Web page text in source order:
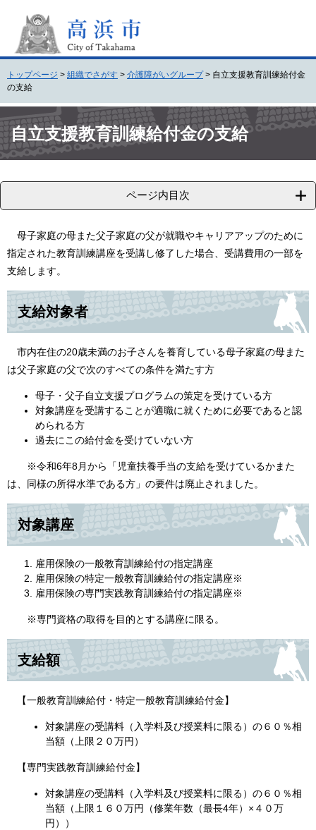
頭
。
飛
て
本
文
トップページ > 組織でさがす > 介護障がいグループ > 自立支援教育訓練給付金
の支給
文 自立支援教育訓練給付金の支給
ページ内目次
母子家庭の母また父子家庭の父が就職やキャリアアップのために
指定された教育訓練講座を受講し修了した場合、受講費用の一部を
支給します。
支給対象者
市内在住の20歳未満のお子さんを養育している母子家庭の母また
は父子家庭の父で次のすべての条件を満たす方
母子・父子自立支援プログラムの策定を受けている方
対象講座を受講することが適職に就くために必要であると認
められる方
過去にこの給付金を受けていない方
※令和6年8月から「児童扶養手当の支給を受けているかまた
は、同様の所得水準である方」の要件は廃止されました。
対象講座
雇用保険の一般教育訓練給付の指定講座
雇用保険の特定一般教育訓練給付の指定講座※
雇用保険の専門実践教育訓練給付の指定講座※
※専門資格の取得を目的とする講座に限る。
支給額
【一般教育訓練給付・特定一般教育訓練給付金】
対象講座の受講料（入学料及び授業料に限る）の６０％相
当額（上限２０万円）
【専門実践教育訓練給付金】
対象講座の受講料（入学料及び授業料に限る）の６０％相
当額（上限１６０万円（修業年数（最長4年）×４０万
円））